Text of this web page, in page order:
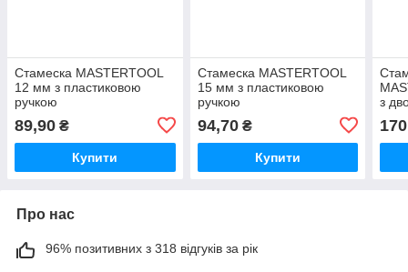
Стамеска MASTERTOOL
12 мм з пластиковою
ручкою
89,90 ₴
Купити
Стамеска MASTERTOOL
15 мм з пластиковою
ручкою
94,70₴
Купити
з
170
Про нас
96% позитивних з 318 відгуків за рік